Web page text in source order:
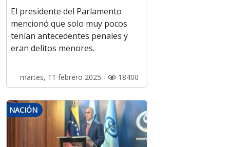
El presidente del Parlamento
mencionó que solo muy pocos
tenían antecedentes penales y
eran delitos menores.
martes, 11 febrero 2025 - 18400
NACIÓN